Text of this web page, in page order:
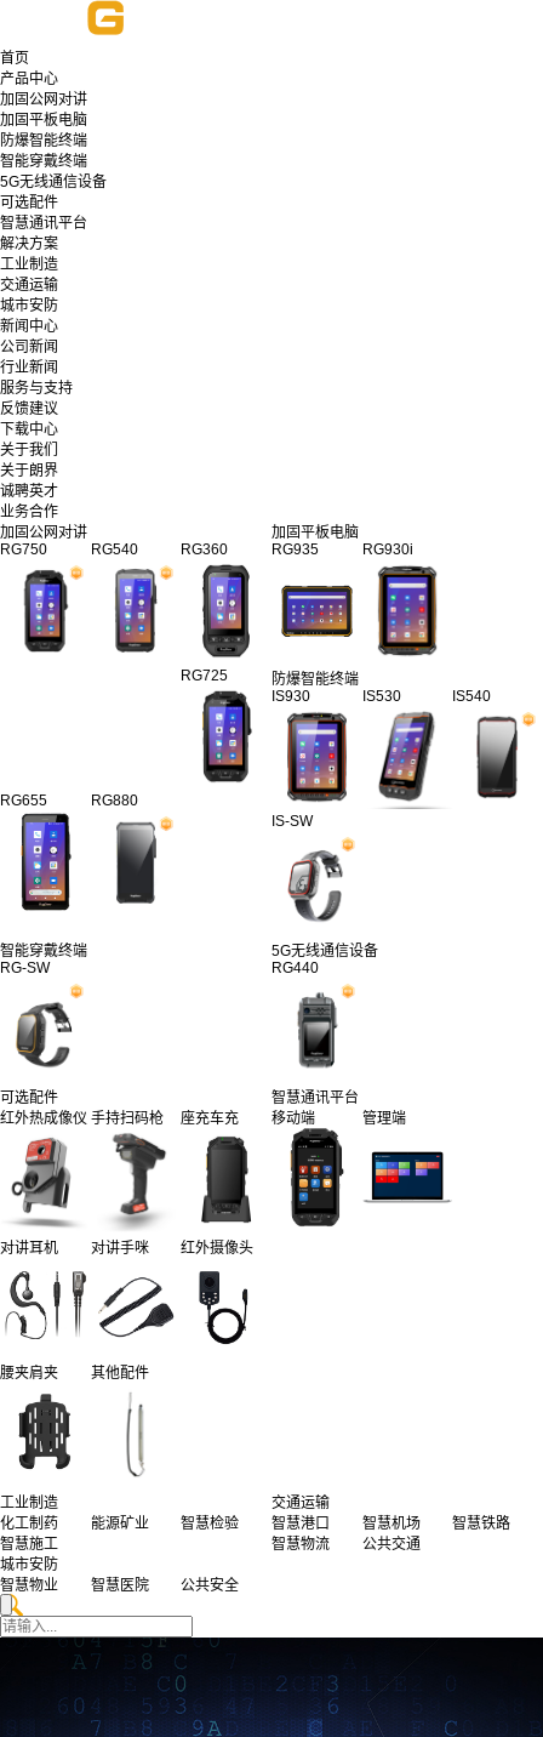
首页
产品中心
加固公网对讲
加固平板电脑
防爆智能终端
智能穿戴终端
5G无线通信设备
可选配件
智慧通讯平台
解决方案
工业制造
交通运输
城市安防
新闻中心
公司新闻
行业新闻
服务与支持
反馈建议
下载中心
关于我们
关于朗界
诚聘英才
业务合作
加固公网对讲
RG750
RG540 RG360
RG725
RG655 RG880
加固平板电脑
RG935
RG930i
防爆智能终端
IS930
IS530 IS540
IS-SW
智能穿戴终端
RG-SW
5G无线通信设备
RG440
可选配件
红外热成像仪 手持扫码枪 座充车充
对讲耳机 对讲手咪 红外摄像头
腰夹肩夹 其他配件
智慧通讯平台
移动端
管理端
工业制造
化工制药
能源矿业
智慧检验
智慧施工
交通运输
智慧港口
智慧机场
智慧铁路
智慧物流
公共交通
城市安防
智慧物业
智慧医院 公共安全